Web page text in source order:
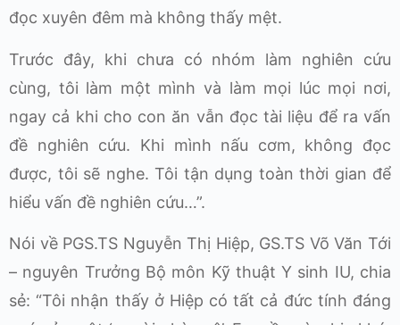
đọc xuyên đêm mà không thấy mệt.
Trước đây, khi chưa có nhóm làm nghiên cứu
cùng, tôi làm một mình và làm mọi lúc mọi nơi,
ngay cả khi cho con ăn vẫn đọc tài liệu để ra vấn
đề nghiên cứu. Khi mình nấu cơm, không đọc
được, tôi sẽ nghe. Tôi tận dụng toàn thời gian để
hiểu vấn đề nghiên cứu…”.
Nói về PGS.TS Nguyễn Thị Hiệp, GS.TS Võ Văn Tới
– nguyên Trưởng Bộ môn Kỹ thuật Y sinh IU, chia
sẻ: “Tôi nhận thấy ở Hiệp có tất cả đức tính đáng